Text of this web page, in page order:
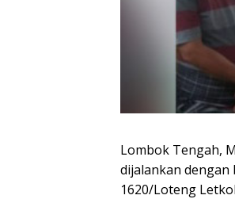
Lombok Tengah,
dijalankan dengan
1620/Loteng